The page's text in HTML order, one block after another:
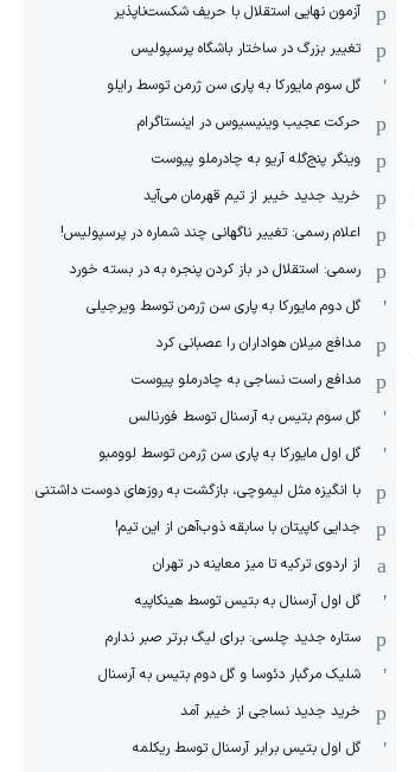
آزمون نهایی استقلال با حریف شکست‌ناپذیر
تغییر بزرگ در ساختار باشگاه پرسپولیس
گل سوم مایورکا به پاری سن ژرمن توسط رایلو
حرکت عجیب وینیسیوس در اینستاگرام
وینگر پنج‌گله آریو به چادرملو پیوست
خرید جدید خیبر از تیم قهرمان می‌آید
اعلام رسمی: تغییر ناگهانی چند شماره در پرسپولیس!
رسمی: استقلال در باز کردن پنجره به در بسته خورد
گل دوم مایورکا به پاری سن ژرمن توسط ویرجیلی
مدافع میلان هواداران را عصبانی کرد
مدافع راست نساجی به چادرملو پیوست
گل سوم بتیس به آرسنال توسط فورنالس
گل اول مایورکا به پاری سن ژرمن توسط لوومبو
با انگیزه مثل لیموچی، بازگشت به روزهای دوست داشتنی
جدایی کاپیتان با سابقه ذوب‌آهن از این تیم!
از اردوی ترکیه تا میز معاینه در تهران
گل اول آرسنال به بتیس توسط هینکاپیه
ستاره جدید چلسی: برای لیگ برتر صبر ندارم
شلیک مرگبار دئوسا و گل دوم بتیس به آرسنال
خرید جدید نساجی از خیبر آمد
گل اول بتیس برابر آرسنال توسط ریکلمه